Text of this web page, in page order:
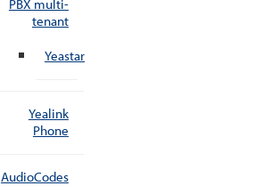
PBX multi-
tenant
Yeastar
Yealink
Phone
AudioCodes